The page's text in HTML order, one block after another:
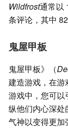
Wildfrost通常以
条评论，其中
鬼屋甲板
鬼屋甲板》（
建造游戏，在
游戏中，您可
纵他们内心深
气神以变得更